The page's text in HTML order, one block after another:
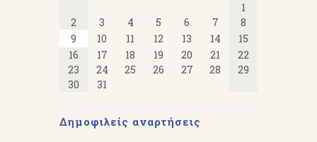
1
2
3 4 5 6 7
8
9
10 11 12 13 14
15
16
17 18 19 20 21
22
23
24 25 26 27 28
29
30
31
Δημοφιλείς αναρτήσεις